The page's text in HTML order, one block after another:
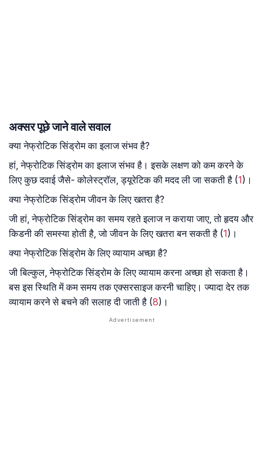
अक्सर पूछे जाने वाले सवाल
क्या नेफ्रोटिक सिंड्रोम का इलाज संभव है?
हां, नेफ्रोटिक सिंड्रोम का इलाज संभव है। इसके लक्षण को कम करने के
लिए कुछ दवाई जैसे- कोलेस्ट्रॉल, ड्यूरेटिक की मदद ली जा सकती है (1)।
क्या नेफ्रोटिक सिंड्रोम जीवन के लिए खतरा है?
जी हां, नेफ्रोटिक सिंड्रोम का समय रहते इलाज न कराया जाए, तो हृदय और
किडनी की समस्या होती है, जो जीवन के लिए खतरा बन सकती है (1)।
क्या नेफ्रोटिक सिंड्रोम के लिए व्यायाम अच्छा है?
जी बिल्कुल, नेफ्रोटिक सिंड्रोम के लिए व्यायाम करना अच्छा हो सकता है।
बस इस स्थिति में कम समय तक एक्सरसाइज करनी चाहिए। ज्यादा देर तक
व्यायाम करने से बचने की सलाह दी जाती है (8)।